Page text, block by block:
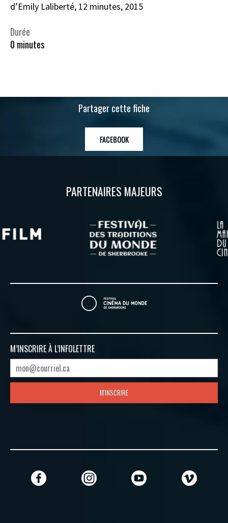
d’Emily Laliberté, 12 minutes, 2015
Durée
0 minutes
Partager cette fiche
FACEBOOK
PARTENAIRES MAJEURS
M’INSCRIRE À L’INFOLETTRE
M'INSCRIRE